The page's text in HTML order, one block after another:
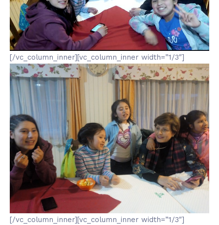
[/vc_column_inner][vc_column_inner width=”1/3″]
[/vc_column_inner][vc_column_inner width=”1/3″]